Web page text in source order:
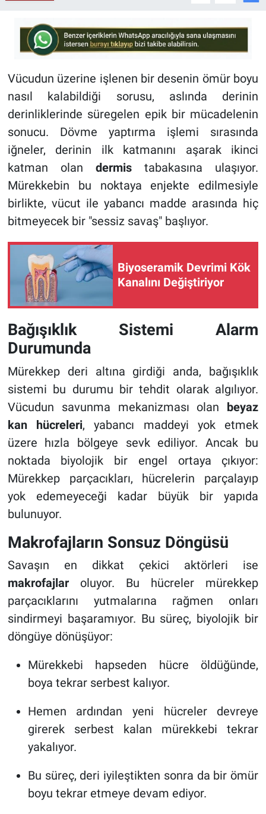
Vücudun üzerine işlenen bir desenin ömür boyu
nasıl kalabildiği sorusu, aslında derinin
derinliklerinde süregelen epik bir mücadelenin
sonucu. Dövme yaptırma işlemi sırasında
iğneler, derinin ilk katmanını aşarak ikinci
katman olan dermis tabakasına ulaşıyor.
Mürekkebin bu noktaya enjekte edilmesiyle
birlikte, vücut ile yabancı madde arasında hiç
bitmeyecek bir "sessiz savaş" başlıyor.
Biyoseramik Devrimi Kök
Kanalını Değiştiriyor
Bağışıklık Sistemi Alarm
Durumunda
Mürekkep deri altına girdiği anda, bağışıklık
sistemi bu durumu bir tehdit olarak algılıyor.
Vücudun savunma mekanizması olan beyaz
kan hücreleri, yabancı maddeyi yok etmek
üzere hızla bölgeye sevk ediliyor. Ancak bu
noktada biyolojik bir engel ortaya çıkıyor:
Mürekkep parçacıkları, hücrelerin parçalayıp
yok edemeyeceği kadar büyük bir yapıda
bulunuyor.
Makrofajların Sonsuz Döngüsü
Savaşın en dikkat çekici aktörleri ise
makrofajlaroluyor. Bu hücreler mürekkep
parçacıklarını yutmalarına rağmen onları
sindirmeyi başaramıyor. Bu süreç, biyolojik bir
döngüye dönüşüyor:
Mürekkebi hapseden hücre öldüğünde,
boya tekrar serbest kalıyor.
Hemen ardından yeni hücreler devreye
girerek serbest kalan mürekkebi tekrar
yakalıyor.
Bu süreç, deri iyileştikten sonra da bir ömür
boyu tekrar etmeye devam ediyor.